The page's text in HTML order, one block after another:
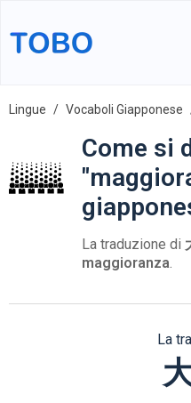
Lingue Vocaboli Giapponese
Come si
La traduzione di
maggioranza.
La